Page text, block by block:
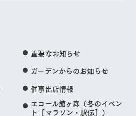
重要なお知らせ
ガーデンからのお知らせ
催事出店情報
エコール館ヶ森（冬のイベン
ト［マラソン・駅伝］）